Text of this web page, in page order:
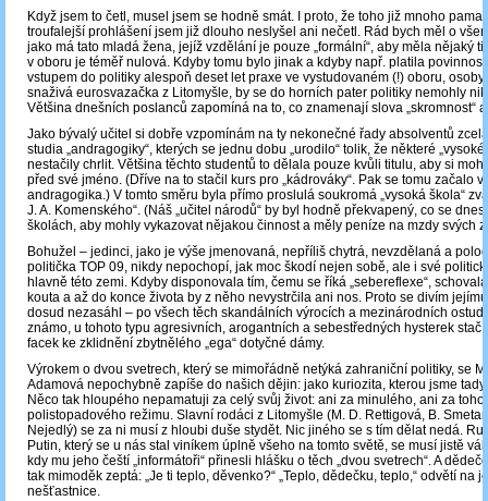
Když jsem to četl, musel jsem se hodně smát. I proto, že toho již mnoho
troufalejší prohlášení jsem již dlouho neslyšel ani nečetl. Rád bych měl o
jako má tato mladá žena, jejíž vzdělání je pouze „formální“, aby měla nějaký
v oboru je téměř nulová. Kdyby tomu bylo jinak a kdyby např. platila
vstupem do politiky alespoň deset let praxe ve vystudovaném (!) oboru,
snaživá eurosvazačka z Litomyšle, by se do horních pater politiky nemohly
Většina dnešních poslanců zapomíná na to, co znamenají slova „skromnost“ a
Jako bývalý učitel si dobře vzpomínám na ty nekonečné řady absolventů
studia „andragogiky“, kterých se jednu dobu „urodilo“ tolik, že některé „vysoké
nestačily chrlit. Většina těchto studentů to dělala pouze kvůli titulu, aby si
před své jméno. (Dříve na to stačil kurs pro „kádrováky“. Pak se tomu začalo
andragogika.) V tomto směru byla přímo proslulá soukromá „vysoká škola“
J. A. Komenského“. (Náš „učitel národů“ by byl hodně překvapený, co se dnes
školách, aby mohly vykazovat nějakou činnost a měly peníze na mzdy svých
Bohužel – jedinci, jako je výše jmenovaná, nepříliš chytrá, nevzdělaná a
politička TOP 09, nikdy nepochopí, jak moc škodí nejen sobě, ale i své
hlavně této zemi. Kdyby disponovala tím, čemu se říká „sebereflexe“,
kouta a až do konce života by z něho nevystrčila ani nos. Proto se divím
dosud nezasáhl – po všech těch skandálních výrocích a mezinárodních
známo, u tohoto typu agresivních, arogantních a sebestředných hysterek
facek ke zklidnění zbytnělého „ega“ dotyčné dámy.
Výrokem o dvou svetrech, který se mimořádně netýká zahraniční politiky, se
Adamová nepochybně zapíše do našich dějin: jako kuriozita, kterou jsme
Něco tak hloupého nepamatuji za celý svůj život: ani za minulého, ani za
polistopadového režimu. Slavní rodáci z Litomyšle (M. D. Rettigová, B.
Nejedlý) se za ni musí z hloubi duše stydět. Nic jiného se s tím dělat nedá.
Putin, který se u nás stal viníkem úplně všeho na tomto světě, se musí jistě
kdy mu jeho čeští „informátoři“ přinesli hlášku o těch „dvou svetrech“. A
tak mimoděk zeptá: „Je ti teplo, děvenko?“ „Teplo, dědečku, teplo,“ odvětí na
nešťastnice.